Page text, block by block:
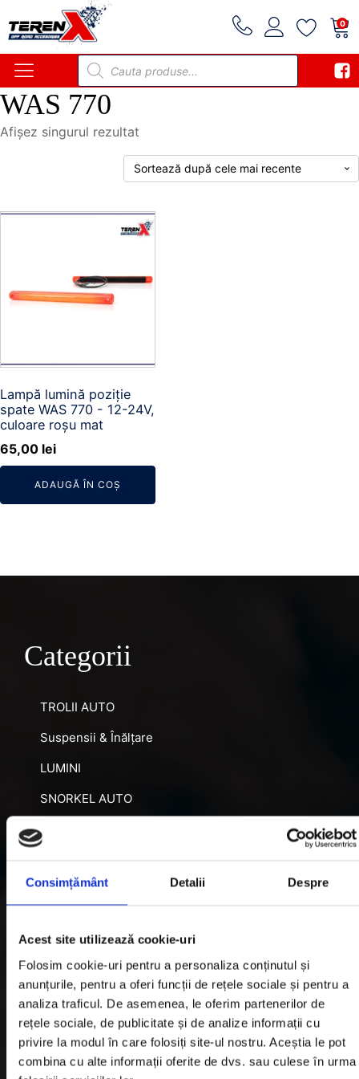
Consimțământ Detalii Despre
Acest site utilizează cookie-uri
Folosim cookie-uri pentru a personaliza conținutul și
anunțurile, pentru a oferi funcții de rețele sociale și pentru a
analiza traficul. De asemenea, le oferim partenerilor de
rețele sociale, de publicitate și de analize informații cu
privire la modul în care folosiți site-ul nostru. Aceștia le pot
combina cu alte informații oferite de dvs. sau culese în urma
0
Products
search
WAS 770
Afișez singurul rezultat
Lampă lumină poziție
spate WAS 770 - 12-24V,
culoare roșu mat
65,00 lei
ADAUGĂ ÎN COȘ
Categorii
TROLII AUTO
Suspensii & Înălțare
LUMINI
SNORKEL AUTO
ACCESORII RECUPERARE
DISTANTIERE
Informatii utile
Informatii Livrare
Garantie si Retur